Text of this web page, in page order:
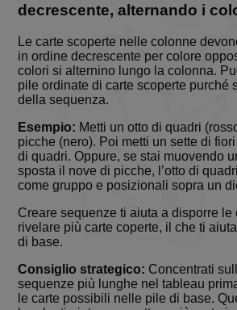
decrescente, alternando i
Le carte scoperte nelle colonne
in ordine decrescente per colore
colori si alternino lungo la colonna.
pile ordinate di carte scoperte purché
della sequenza.
Esempio: Metti un otto di quadri
picche (nero). Poi metti un sette di
di quadri. Oppure, se stai muovendo
sposta il nove di picche, l’otto di
come gruppo e posizionali sopra un
Creare sequenze ti aiuta a disporre le
rivelare più carte coperte, il che ti
di base.
Consiglio strategico: Concentrati
sequenze più lunghe nel tableau
le carte possibili nelle pile di base.
BlissTablet
.solitalian.it
BlissUserName
.solitalian.it
BlissUT
.solitalian.it